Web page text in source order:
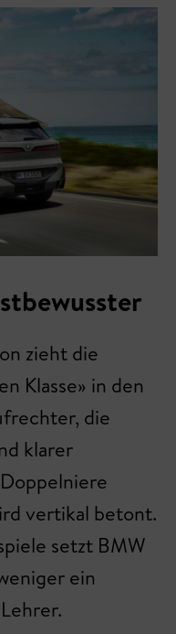
zieht die
Klasse» in den
die
klarer
vertikal betont.
setzt BMW
ein